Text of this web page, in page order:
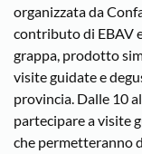
organizzata da
contributo di EBAV
grappa, prodotto
visite guidate e
provincia. Dalle 10
partecipare a visite
che permetteranno